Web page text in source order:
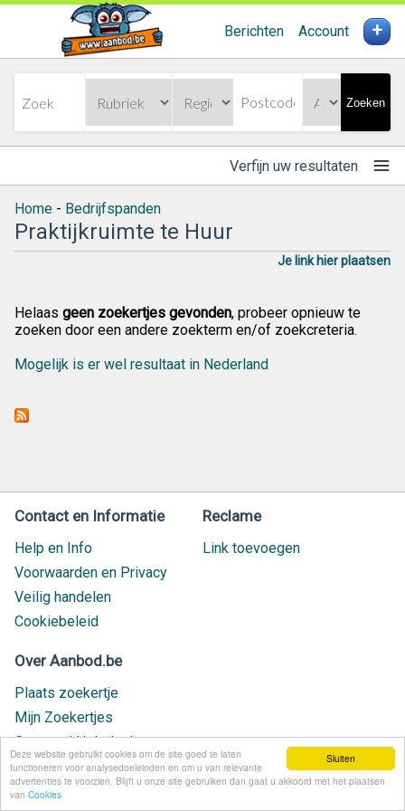
Sluiten
Deze website gebruikt cookies om de site goed te laten
functioneren voor analysedoeleinden en om u van relevante
advertenties te voorzien. Blijft u onze site gebruiken dan gaat u akkoord met het plaatsen
van Cookies
Berichten Account +
Zoeken
Verfijn uw resultaten
Home - Bedrijfspanden
Praktijkruimte te Huur
Je link hier plaatsen
Helaas geen zoekertjes gevonden, probeer opnieuw te
zoeken door een andere zoekterm en/of zoekcreteria.
Mogelijk is er wel resultaat in Nederland
Contact en Informatie
Help en Info
Voorwaarden en Privacy
Veilig handelen
Cookiebeleid
Reclame
Link toevoegen
Over Aanbod.be
Plaats zoekertje
Mijn Zoekertjes
Contact / Helpdesk
Nieuw geplaatst